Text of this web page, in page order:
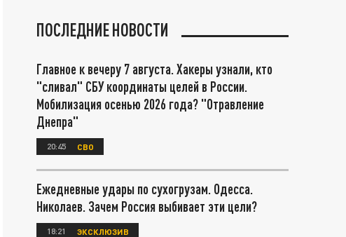
ПОСЛЕДНИЕ НОВОСТИ
Главное к вечеру 7 августа. Хакеры узнали, кто
"сливал" СБУ координаты целей в России.
Мобилизация осенью 2026 года? "Отравление
Днепра"
20:45 СВО
Ежедневные удары по сухогрузам. Одесса.
Николаев. Зачем Россия выбивает эти цели?
18:21 ЭКСКЛЮЗИВ